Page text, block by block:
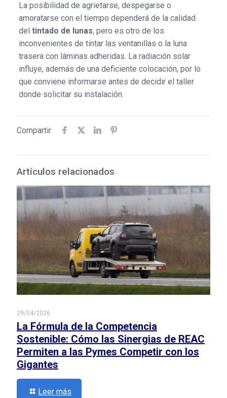
La posibilidad de agrietarse, despegarse o
amoratarse con el tiempo dependerá de la calidad
del tintado de lunas, pero es otro de los
inconvenientes de tintar las ventanillas o la luna
trasera con láminas adheridas. La radiación solar
influye, además de una deficiente colocación, por lo
que conviene informarse antes de decidir el taller
donde solicitar su instalación.
Compartir
Artículos relacionados
29/04/2026
La Fórmula de la Competencia
Sostenible: Cómo las Sinergias de REAC
Permiten a las Pymes Competir con los
Gigantes
Leer más